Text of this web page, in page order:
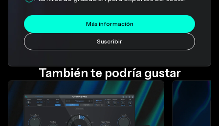
Más información
Suscribir
También te podría gustar
Diapositiva 1 de 4